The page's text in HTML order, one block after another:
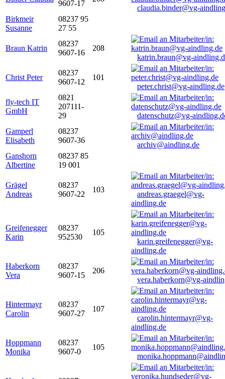
9607-17
claudia.binder@vg-
Birkmeir
Susanne
08237 95
27 55
Braun Katrin
08237
9607-16
208
katrin.braun@vg-
Christ Peter
08237
9607-12
101
peter.christ@vg-aindling.de
fly-tech IT
GmbH
0821
207111-
29
datenschutz@vg-
Gamperl
Elisabeth
08237
9607-36
archiv@aindling.de
Ganshorn
Albertine
08237 85
19 001
Grägel
Andreas
08237
9607-22
103
andreas.graegel@vg-
aindling.de
Greifenegger
Karin
08237
952530
105
karin.greifenegger@vg-
aindling.de
Haberkorn
Vera
08237
9607-15
206
vera.haberkorn@vg-
Hintermayr
Carolin
08237
9607-27
107
carolin.hintermayr@vg-
aindling.de
Hoppmann
Monika
08237
9607-0
105